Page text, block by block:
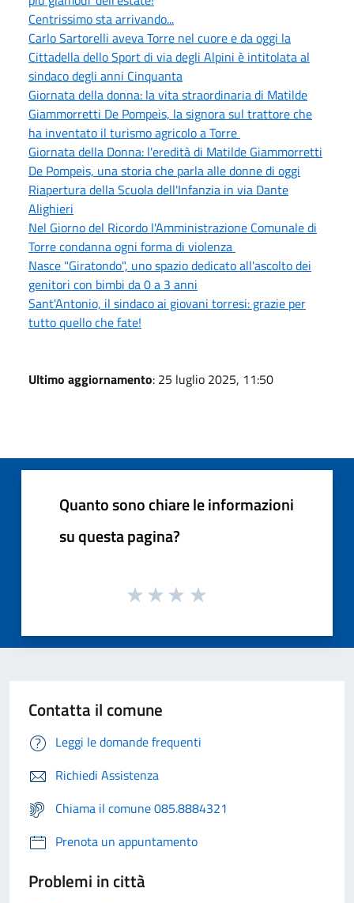
Centrissimo sta arrivando...
Carlo Sartorelli aveva Torre nel cuore e da oggi la
Cittadella dello Sport di via degli Alpini è intitolata al
sindaco degli anni Cinquanta
Giornata della donna: la vita straordinaria di Matilde
Giammorretti De Pompeis, la signora sul trattore che
ha inventato il turismo agricolo a Torre
Giornata della Donna: l'eredità di Matilde Giammorretti
De Pompeis, una storia che parla alle donne di oggi
Riapertura della Scuola dell'Infanzia in via Dante
Alighieri
Nel Giorno del Ricordo l'Amministrazione Comunale di
Torre condanna ogni forma di violenza
Nasce "Giratondo", uno spazio dedicato all'ascolto dei
genitori con bimbi da 0 a 3 anni
Sant'Antonio, il sindaco ai giovani torresi: grazie per
tutto quello che fate!
Ultimo aggiornamento: 25 luglio 2025, 11:50
Quanto sono chiare le informazioni
su questa pagina?
Contatta il comune
Leggi le domande frequenti
Richiedi Assistenza
Chiama il comune 085.8884321
Prenota un appuntamento
Problemi in città